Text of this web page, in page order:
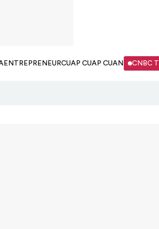
ENTREPRENEURCUAP CUAP CUAN CNBC